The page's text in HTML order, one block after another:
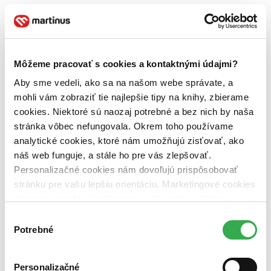
Môžeme pracovať s cookies a kontaktnými údajmi?
Aby sme vedeli, ako sa na našom webe správate, a
mohli vám zobraziť tie najlepšie tipy na knihy, zbierame
cookies. Niektoré sú naozaj potrebné a bez nich by naša
stránka vôbec nefungovala. Okrem toho používame
analytické cookies, ktoré nám umožňujú zisťovať, ako
náš web funguje, a stále ho pre vás zlepšovať.
Personalizačné cookies nám dovoľujú prispôsobovať
stránku pre vašu lepšiu orientáciu. Marketingové cookies
nám pomohlo, keby sme mohli používať všetky tieto
súhlasu
Potrebné
Personalizačné
Michal Brezovský
Založiť si profil
Obľúbené literárne žánre
Motivácia a životopisy
Umenie & Hobby
Odborná literatúra
Páči sa vám tento profil a chceli by ste mať podobný?
Založiť si profil
Motivácia a životopisy
Odborná literatúra